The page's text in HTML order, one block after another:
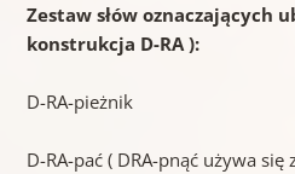
Zestaw słów oznaczających
konstrukcja D-RA ):
D-RA-pieżnik
D-RA-pać ( DRA-pnąć używa